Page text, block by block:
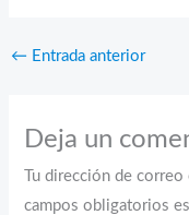
← Entrada anterior
Deja un
Tu dirección de
campos obligatorios